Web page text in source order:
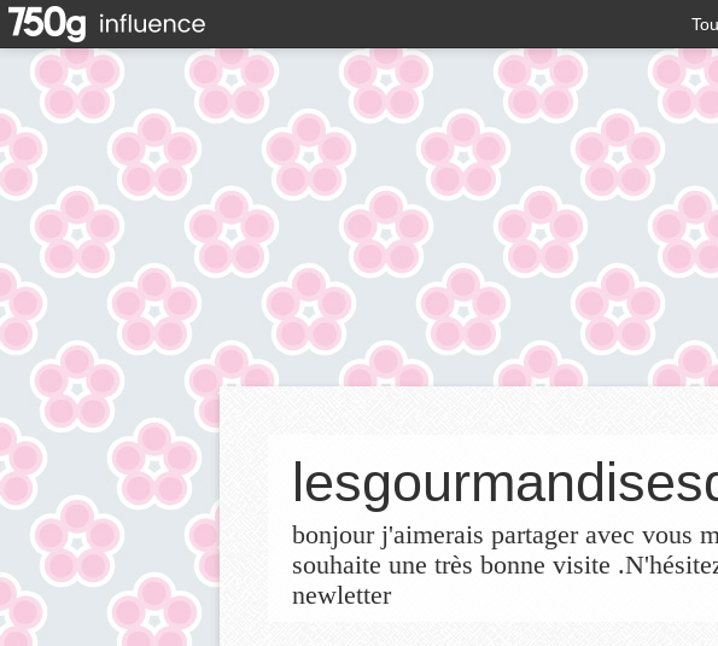
bonjour j'aimerais partager avec vous
souhaite une très bonne visite
newletter